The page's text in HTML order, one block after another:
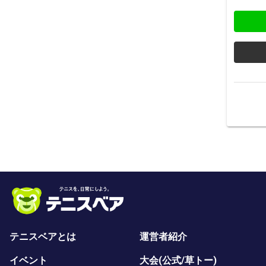
テニスベアとは 運営者紹介
イベント 大会(公式/草トー)